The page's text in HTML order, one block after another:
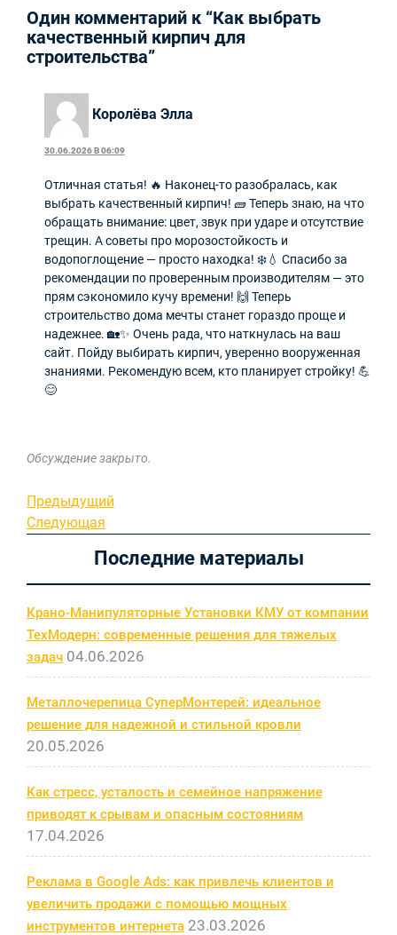
Один комментарий к “Как выбрать
качественный кирпич для
строительства”
Королёва Элла
30.06.2026 В 06:09
Отличная статья! 🔥 Наконец-то разобралась, как
выбрать качественный кирпич! 🧱 Теперь знаю, на что
обращать внимание: цвет, звук при ударе и отсутствие
трещин. А советы про морозостойкость и
водопоглощение — просто находка! ❄️💧 Спасибо за
рекомендации по проверенным производителям — это
прям сэкономило кучу времени! 🙌 Теперь
строительство дома мечты станет гораздо проще и
надежнее. 🏡✨ Очень рада, что наткнулась на ваш
сайт. Пойду выбирать кирпич, уверенно вооруженная
знаниями. Рекомендую всем, кто планирует стройку! 💪
😊
Обсуждение закрыто.
Навигация
по
записям
Предыдущая
запись
Предыдущий
Следующая
Следующая
Последние материалы
Крано-Манипуляторные Установки КМУ от компании
ТехМодерн: современные решения для тяжелых
задач 04.06.2026
Металлочерепица СуперМонтерей: идеальное
решение для надежной и стильной кровли
20.05.2026
Как стресс, усталость и семейное напряжение
приводят к срывам и опасным состояниям
17.04.2026
Реклама в Google Ads: как привлечь клиентов и
увеличить продажи с помощью мощных
инструментов интернета 23.03.2026